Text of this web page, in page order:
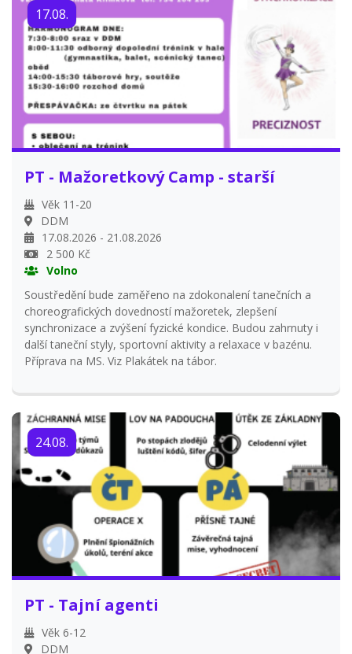
17.08.
PT - Mažoretkový Camp - starší
Věk 11-20
DDM
17.08.2026 - 21.08.2026
2 500 Kč
Volno
Soustředění bude zaměřeno na zdokonalení tanečních a
choreografických dovedností mažoretek, zlepšení
synchronizace a zvýšení fyzické kondice. Budou zahrnuty i
další taneční styly, sportovní aktivity a relaxace v bazénu.
Příprava na MS. Viz Plakátek na tábor.
24.08.
PT - Tajní agenti
Věk 6-12
DDM